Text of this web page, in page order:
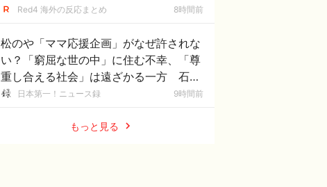
やってるよな」「中国に関する情報はマ
Red4 海外の反応まとめ 8時間前
松のや「ママ応援企画」がなぜ許されな
い？「窮屈な世の中」に住む不幸、「尊
重し合える社会」は遠ざかる一方 石原
壮一郎氏
日本第一！ニュース録 9時間前
もっと見る